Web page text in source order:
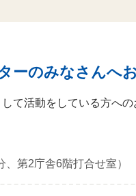
ーのみなさんへ
て活動をしている方へ
第2庁舎6階打合せ室）